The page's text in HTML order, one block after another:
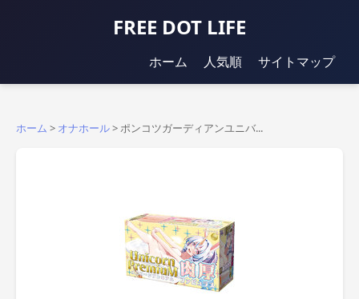
FREE DOT LIFE
ホーム 人気順 サイトマップ
ホーム > オナホール>ポンコツガーディアンユニバ...